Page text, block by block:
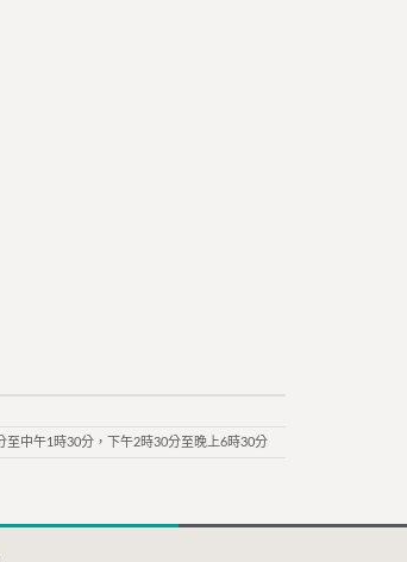
中午1時30分，下午2時30分至晚上6時30分